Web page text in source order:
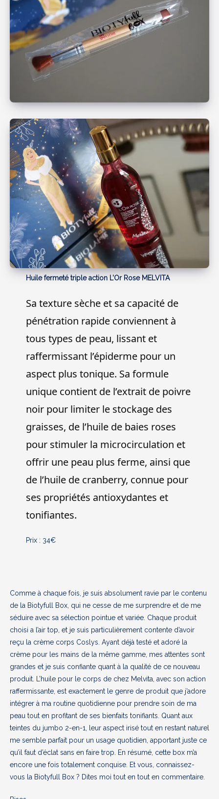
Huile fermeté triple action L’Or Rose MELVITA
Sa texture sèche et sa capacité de
pénétration rapide conviennent à
tous types de peau, lissant et
raffermissant l’épiderme pour un
aspect plus tonique. Sa formule
unique contient de l’extrait de poivre
noir pour limiter le stockage des
graisses, de l’huile de baies roses
pour stimuler la microcirculation et
offrir une peau plus ferme, ainsi que
de l’huile de cranberry, connue pour
ses propriétés antioxydantes et
tonifiantes.
Prix : 34€
Comme à chaque fois, je suis absolument ravie par le contenu
de la Biotyfull Box, qui ne cesse de me surprendre et de me
séduire avec sa sélection pointue et variée. Chaque produit
choisi a l’air top, et je suis particulièrement contente d’avoir
reçu la crème corps Coslys. Ayant déjà testé et adoré la
crème pour les mains de la même gamme, mes attentes sont
grandes et je suis confiante quant à la qualité de ce nouveau
produit. L’huile pour le corps de chez Melvita, avec son action
raffermissante, est exactement le genre de produit que j’adore
intégrer à ma routine quotidienne pour prendre soin de ma
peau tout en profitant de ses bienfaits tonifiants. Quant aux
teintes du jumbo 2-en-1, leur aspect irisé tout en restant naturel
me semble parfait pour un usage quotidien, apportant juste ce
qu’il faut d’éclat sans en faire trop. En résumé, cette box m’a
encore une fois totalement conquise. Et vous, connaissez-
vous la Biotyfull Box ? Dites moi tout en tout en commentaire.